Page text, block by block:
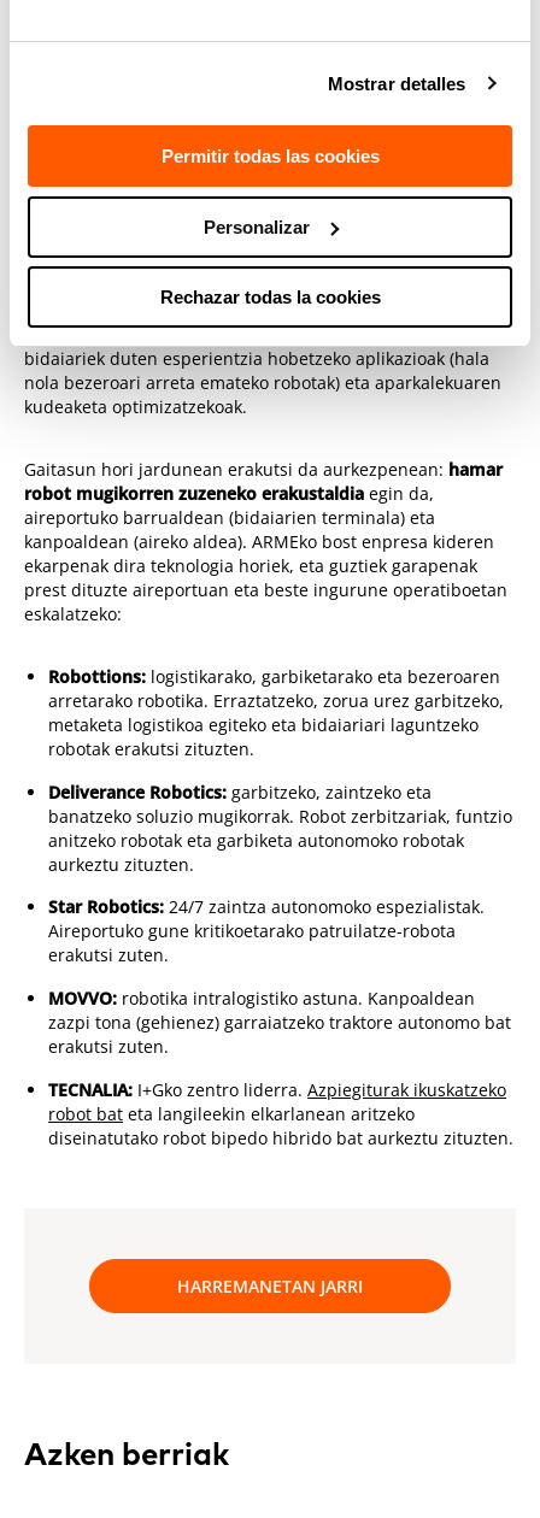
Mostrar detalles
Permitir todas las cookies
Personalizar
Rechazar todas la cookies
nagusiak azpimarratu zuen automatizazioa oso
jasangarritasuna eta lehiakortasuna bermatzeko.
Teknologia robotikoen zuzeneko
erakustaldia
Aireportu-ekosistemako eremu askotan aplika daitezkeen
soluzioak eskaintzen ditu jada robotika mugikorrak:ground
eko eta zaintza perimetraleko eragiketetatik hasi eta
zeregin kritikoetara arte, hala nola objektu
arrotzak detektatzea (FODs). Halaber, badira terminaletan
bidaiariek duten esperientzia hobetzeko aplikazioak (hala
nola bezeroari arreta emateko robotak) eta aparkalekuaren
kudeaketa optimizatzekoak.
Gaitasun hori jardunean erakutsi da aurkezpenean: hamar
robot mugikorren zuzeneko erakustaldia egin da,
aireportuko barrualdean (bidaiarien terminala) eta
kanpoaldean (aireko aldea). ARMEko bost enpresa kideren
ekarpenak dira teknologia horiek, eta guztiek garapenak
prest dituzte aireportuan eta beste ingurune operatiboetan
eskalatzeko:
Robottions: logistikarako, garbiketarako eta bezeroaren
arretarako robotika. Erraztatzeko, zorua urez garbitzeko,
metaketa logistikoa egiteko eta bidaiariari laguntzeko
robotak erakutsi zituzten.
Deliverance Robotics: garbitzeko, zaintzeko eta
banatzeko soluzio mugikorrak. Robot zerbitzariak, funtzio
anitzeko robotak eta garbiketa autonomoko robotak
aurkeztu zituzten.
Star Robotics: 24/7 zaintza autonomoko espezialistak.
Aireportuko gune kritikoetarako patruilatze-robota
erakutsi zuten.
MOVVO: robotika intralogistiko astuna. Kanpoaldean
zazpi tona (gehienez) garraiatzeko traktore autonomo bat
erakutsi zuten.
TECNALIA: I+Gko zentro liderra.Azpiegiturak ikuskatzeko
robot bat eta langileekin elkarlanean aritzeko
diseinatutako robot bipedo hibrido bat aurkeztu zituzten.
HARREMANETAN JARRI
Azken berriak